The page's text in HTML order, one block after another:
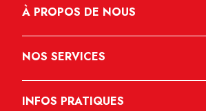
À PROPOS DE NOUS
NOS SERVICES
INFOS PRATIQUES